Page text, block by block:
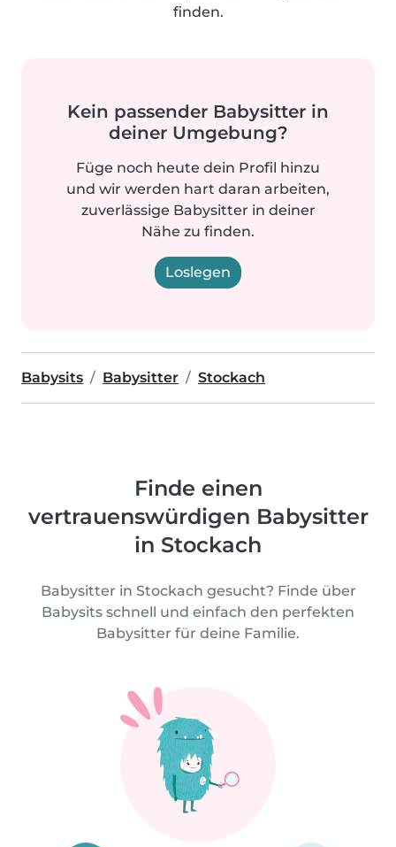
finden.
Kein passender Babysitter in
deiner Umgebung?
Füge noch heute dein Profil hinzu
und wir werden hart daran arbeiten,
zuverlässige Babysitter in deiner
Nähe zu finden.
Loslegen
Babysits Babysitter Stockach
Finde einen
vertrauenswürdigen Babysitter
in Stockach
Babysitter in Stockach gesucht? Finde über
Babysits schnell und einfach den perfekten
Babysitter für deine Familie.